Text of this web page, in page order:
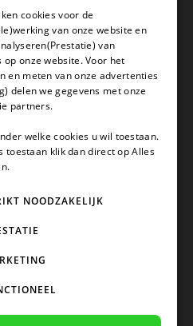
PA
tabletten.nlTel.
Btw:
cookies voor de
van onze website en
van
op onze website. Voor het
en meten van onze advertenties
delen we gegevens met onze
partners.
welke cookies u wil toestaan.
toestaan klik dan direct op Alles
NOODZAKELIJK